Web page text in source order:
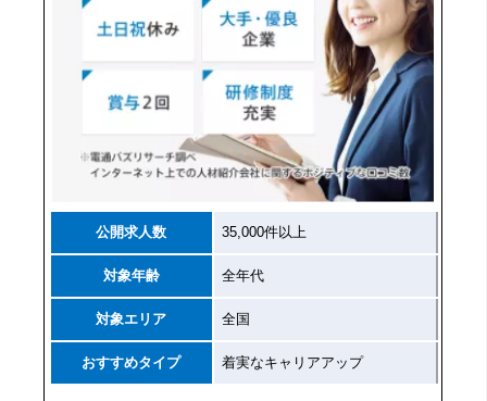
公開求人数 35,000件以上
対象年齢 全年代
対象エリア 全国
おすすめタイプ 着実なキャリアアップ